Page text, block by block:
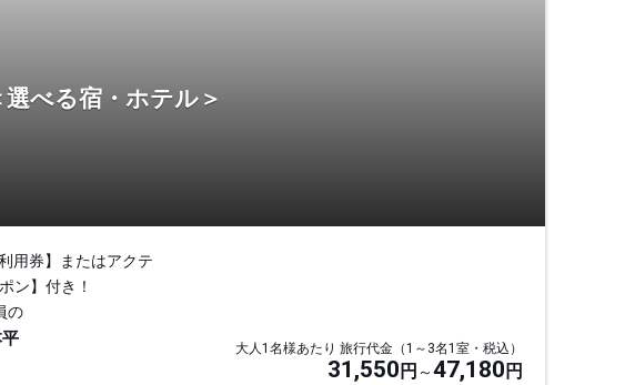
べる宿・ホテル＞
用券】またはアクテ
ン】付き！
の
大人1名様あたり 旅行代金（1～3名1室・税込）
31,550 円 47,180 円